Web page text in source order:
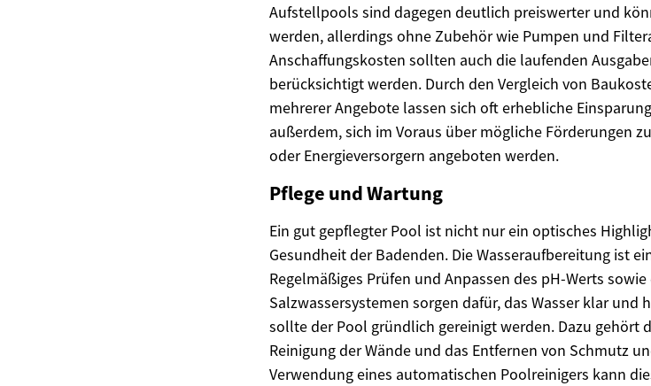
Aufstellpools sind dagegen deutlich preiswerter und
werden, allerdings ohne Zubehör wie Pumpen und
Anschaffungskosten sollten auch die laufenden
berücksichtigt werden. Durch den Vergleich von
mehrerer Angebote lassen sich oft erhebliche
außerdem, sich im Voraus über mögliche Förderungen
oder Energieversorgern angeboten werden.
Pflege und Wartung
Ein gut gepflegter Pool ist nicht nur ein optisches
Gesundheit der Badenden. Die Wasseraufbereitung ist
Regelmäßiges Prüfen und Anpassen des pH-Werts
Salzwassersystemen sorgen dafür, das Wasser klar und
sollte der Pool gründlich gereinigt werden. Dazu gehört
Reinigung der Wände und das Entfernen von Schmutz
Verwendung eines automatischen Poolreinigers kann